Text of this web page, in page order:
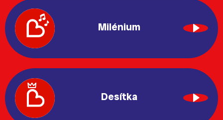
Milénium
Desítka